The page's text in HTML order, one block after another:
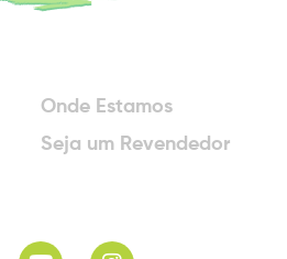
Onde Estamos
Seja um Revendedor